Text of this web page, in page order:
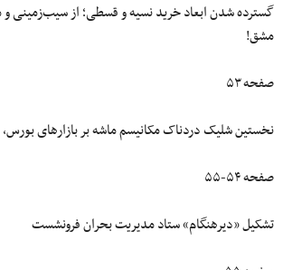
گسترده شدن ابعاد خرید نسیه و قسطی؛ از سیب‌زمینی و
مشق!
صفحه ۵۳
نخستین شلیک دردناک مکانیسم ماشه بر بازارهای بورس،
صفحه ۵۴-۵۵
تشکیل «دیرهنگام» ستاد مدیریت بحران فرونشست